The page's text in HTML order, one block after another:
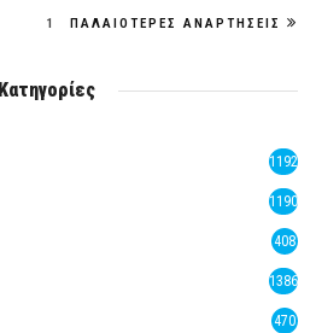
1 ΠΑΛΑΙΌΤΕΡΕΣ ΑΝΑΡΤΉΣΕΙΣ
Κατηγορίες
1192
1190
408
1386
470